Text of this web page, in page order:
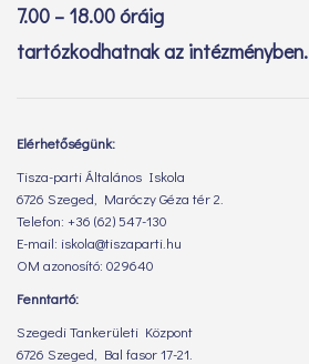
7.00 – 18.00 óráig
tartózkodhatnak az intézményben.
Elérhetőségünk:
Tisza-parti Általános Iskola
6726 Szeged, Maróczy Géza tér 2.
Telefon: +36 (62) 547-130
E-mail: iskola@tiszaparti.hu
OM azonosító: 029640
Fenntartó:
Szegedi Tankerületi Központ
6726 Szeged, Bal fasor 17-21.